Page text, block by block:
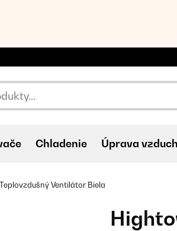
Chladenie Úprava
Ventilátor Biela